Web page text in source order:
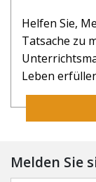
Helfen Sie,
Tatsache zu
Leben
Melden Sie